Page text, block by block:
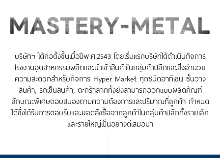
บริษัทฯ ได้ก่อตั้งขึ้นเมื่อปีพ.ศ.2543 โดยเริ่มแรกบริษัทได้ดำเนินกิจการ
โรงงานอุตสาหกรรมผลิตและนำเข้าสินค้าในกลุ่มค้าปลีกและสิ่งอำนวย
ความสะดวกสำหรับกิจการ Hyper Market ทุกชนิดอาทิเช่น ชั้นวาง
สินค้า, รถเข็นสินค้า, ตะกร้าลากทั้งยังสามารถออกแบบผลิตภัณฑ์
ลักษณะพิเศษตอบสนองตามความต้องการและปริมาณที่ลูกค้า กำหนด
ได้ซึ่งได้รับการตอบรับและยอดสั่งซื้อจากลูกค้าในกลุ่มค้าปลีกทั้งรายเล็ก
และรายใหญ่เป็นอย่างดีเสมอมา